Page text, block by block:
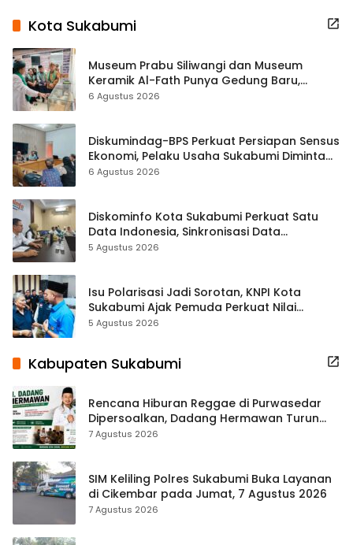
Kota Sukabumi
Museum Prabu Siliwangi dan Museum
Keramik Al-Fath Punya Gedung Baru,
Hampir 500 Koleksi Dipisahkan
6 Agustus 2026
Diskumindag-BPS Perkuat Persiapan Sensus
Ekonomi, Pelaku Usaha Sukabumi Diminta
Terbuka Beri Data
6 Agustus 2026
Diskominfo Kota Sukabumi Perkuat Satu
Data Indonesia, Sinkronisasi Data
Kewilayahan Dikebut
5 Agustus 2026
Isu Polarisasi Jadi Sorotan, KNPI Kota
Sukabumi Ajak Pemuda Perkuat Nilai
Kebangsaan
5 Agustus 2026
Kabupaten Sukabumi
Rencana Hiburan Reggae di Purwasedar
Dipersoalkan, Dadang Hermawan Turun
Memfasilitasi Musyawarah
7 Agustus 2026
SIM Keliling Polres Sukabumi Buka Layanan
di Cikembar pada Jumat, 7 Agustus 2026
7 Agustus 2026